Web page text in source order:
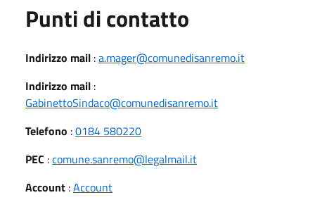
Punti di contatto
Indirizzo mail :a.mager@comunedisanremo.it
Indirizzo mail :
GabinettoSindaco@comunedisanremo.it
Telefono :0184 580220
PEC :comune.sanremo@legalmail.it
Account :Account